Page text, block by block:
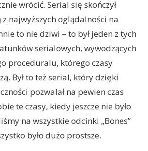
wrócić. Serial się skończył
najwyższych oglądalności na
to nie dziwi – to był jeden z tych
serialowych, wywodzących
proceduralu, którego czasy
Był to też serial, który dzięki
pozwalał na pewien czas
te czasy, kiedy jeszcze nie było
na wszystkie odcinki „Bones”
było dużo prostsze.